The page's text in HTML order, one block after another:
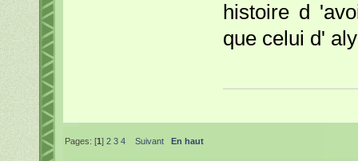
histoire d
que celui d'
Pages: [1]2 3 4 Suivant En haut